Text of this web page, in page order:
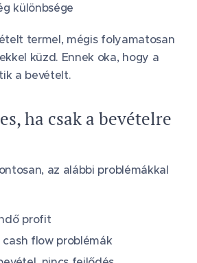
különbsége
termel, mégis folyamatosan
küzd. Ennek oka, hogy a
a bevételt.
ha csak a bevételre
az alábbi problémákkal
profit
flow problémák